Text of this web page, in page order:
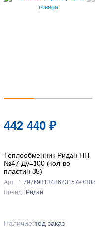
442 440 ₽
Теплообменник Ридан НН
№47 Ду=100 (кол-во
пластин 35)
Арт: 1.7976931348623157e+308
Бренд: Ридан
Наличие:под заказ